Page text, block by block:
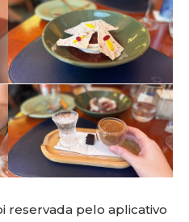
reservada pelo aplicativo